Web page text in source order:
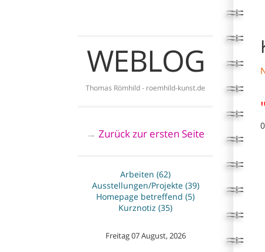
WEBLOG
Thomas Römhild - roemhild-kunst.de
→ Zurück zur ersten Seite
Arbeiten (62)
Ausstellungen/Projekte (39)
Homepage betreffend (5)
Kurznotiz (35)
Freitag 07 August, 2026